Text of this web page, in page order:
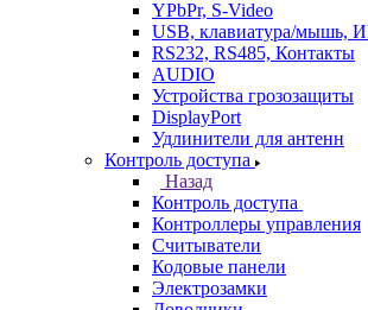
YPbPr, S-Video
USB, клавиатура/мышь,
RS232, RS485, Контакты
AUDIO
Устройства грозозащиты
DisplayPort
Удлинители для антенн
Контроль доступа
Назад
Контроль доступа
Контроллеры управления
Считыватели
Кодовые панели
Электрозамки